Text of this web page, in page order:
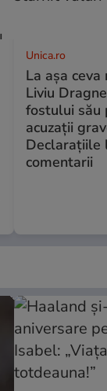
Unica.ro
La așa
Liviu
fostului său
acuzații
Declarațiile
comentarii